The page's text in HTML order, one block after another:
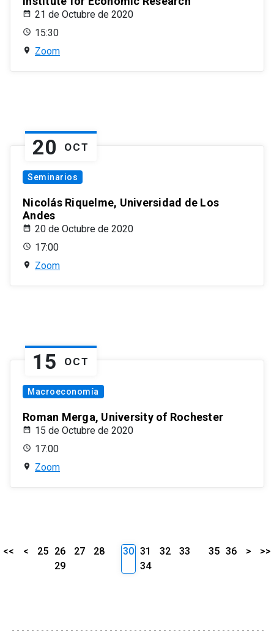
21 de Octubre de 2020
15:30
Zoom
20 OCT
Seminarios
Nicolás Riquelme, Universidad de Los
Andes
20 de Octubre de 2020
17:00
Zoom
15 OCT
Macroeconomía
Roman Merga, University of Rochester
15 de Octubre de 2020
17:00
Zoom
<< < 25 26 27
28
29
30 31 32
33
34
35 36 > >>